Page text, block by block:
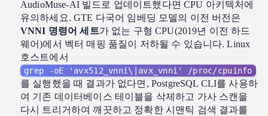
AudioMuse-AI 빌드로 업데이트했다면 CPU 아키텍처에
유의하세요. GTE 다국어 임베딩 모델의 이전 버전은
VNNI 명령어 세트가 없는 구형 CPU(2019년 이전 하드
웨어)에서 벡터 매핑 품질이 저하될 수 있습니다. Linux
호스트에서
grep -oE 'avx512_vnni\|avx_vnni' /proc/cpuinfo
를 실행했을 때 결과가 없다면, PostgreSQL CLI를 사용하
여 기존 데이터베이스 테이블을 삭제하고 가사 스캔을
다시 트리거하여 깨끗하고 정확한 시맨틱 검색 결과를